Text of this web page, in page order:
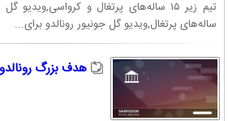
ساله‌های پرتغال,ویدیو گل جونیور رونالدو برای...
هدف بزرگ